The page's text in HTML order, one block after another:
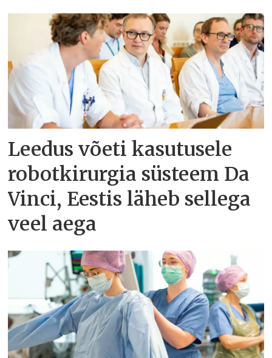
Leedus võeti kasutusele
robotkirurgia süsteem Da
Vinci, Eestis läheb sellega
veel aega